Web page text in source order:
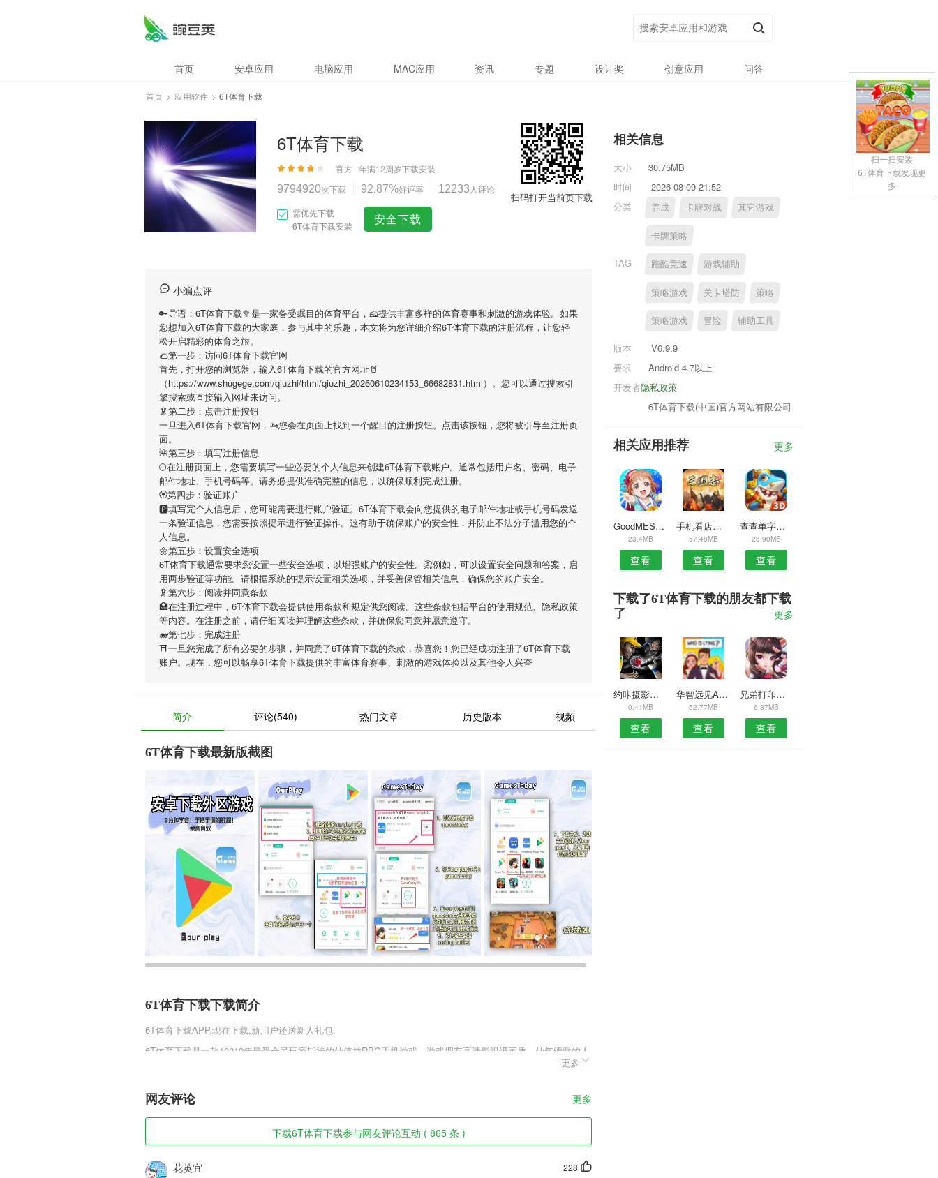
首页 安卓应用 电脑应用 MAC应用 资讯 专题 设计奖 创意应用 问答
首页 > 应用软件 > 6T体育下载
6T体育下载
官方 年满12周岁下载安装
9794920次下载 92.87%好评率 12233 人评论
需优先下载
6T体育下载安装
安全下载
扫码打开当前页下载
小编点评
🔑导语： 6T体育下载🥦是一家备受瞩目的体育平台，🧀提供丰富多样的体育赛事和刺激的游戏体验。如果
您想加入6T体育下载的大家庭，参与其中的乐趣，本文将为您详细介绍6T体育下载的注册流程，让您轻
松开启精彩的体育之旅。
🌮第一步：访问6T体育下载官网
首先，打开您的浏览器，输入6T体育下载的官方网址🥛
（https://www.shugege.com/qiuzhi/html/qiuzhi_20260610234153_66682831.html）。您可以通过搜索引
擎搜索或直接输入网址来访问。
🦑第二步：点击注册按钮
一旦进入6T体育下载官网，🚤您会在页面上找到一个醒目的注册按钮。点击该按钮，您将被引导至注册页
面。
🌺第三步：填写注册信息
🌕在注册页面上，您需要填写一些必要的个人信息来创建6T体育下载账户。通常包括用户名、密码、电子
邮件地址、手机号码等。请务必提供准确完整的信息，以确保顺利完成注册。
🏵第四步：验证账户
🅿填写完个人信息后，您可能需要进行账户验证。 6T体育下载会向您提供的电子邮件地址或手机号码发送
一条验证信息，您需要按照提示进行验证操作。这有助于确保账户的安全性，并防止不法分子滥用您的个
人信息。
🌼第五步：设置安全选项
6T体育下载通常要求您设置一些安全选项，以增强账户的安全性。📀例如，可以设置安全问题和答案，启
用两步验证等功能。请根据系统的提示设置相关选项，并妥善保管相关信息，确保您的账户安全。
🦑第六步：阅读并同意条款
🏥在注册过程中， 6T体育下载会提供使用条款和规定供您阅读。这些条款包括平台的使用规范、隐私政策
等内容。在注册之前，请仔细阅读并理解这些条款，并确保您同意并愿意遵守。
🐋第七步：完成注册
⛩一旦您完成了所有必要的步骤，并同意了6T体育下载的条款，恭喜您！您已经成功注册了6T体育下载
账户。现在，您可以畅享6T体育下载提供的丰富体育赛事、刺激的游戏体验以及其他令人兴奋
简介 评论(540) 热门文章 历史版本 视频
6T体育下载最新版截图
6T体育下载下载简介
6T体育下载APP,现在下载,新用户还送新人礼包.
6T体育下载是一款10219年最受全民玩家期待的仙侠类RPG手机游戏，游戏拥有高清影视级画质，仙气缥缈的人
物立绘，恢弘壮丽的场景画面，带领玩家迅速进入仙境世界，多样化的玩法模式，玩家可自由选择，飘邈手游官
6T体育下载软件特色
2,畅销好书低价买；新用户7天免费看书
3,设计精美
更多
网友评论 更多
下载6T体育下载参与网友评论互动 ( 865 条 )
228
花英宜
相关信息
大小
30.75MB
时间
2026-08-09 21:52
分类
养成 卡牌对战 其它游戏
卡牌策略
TAG 跑酷竞速 游戏辅助
策略游戏 关卡塔防 策略
策略游戏 冒险 辅助工具
版本
V6.9.9
要求
Android 4.7以上
隐私政策
开发者
6T体育下载(中国)官方网站有限公司
相关应用推荐 更多
GoodMES安卓版
23.4MB
查看
手机看店连锁版安卓版
57.48MB
查看
查查单字安卓版
26.90MB
查看
下载了6T体育下载的朋友都下载
了
更多
约咔摄影师安卓版
0.41MB
查看
华智远见APP
52.77MB
查看
兄弟打印机APP
6.37MB
查看
扫一扫安装
6T体育下载发现更
多